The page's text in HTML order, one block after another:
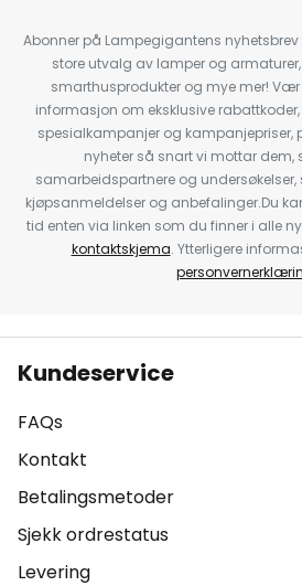
Abonner på Lampegigantens
store utvalg av lamper og
smarthusprodukter og mye mer!
informasjon om eksklusive
spesialkampanjer og kampanjepriser,
nyheter så snart vi mottar dem,
samarbeidspartnere og
kjøpsanmeldelser og anbefalinger.Du
tid enten via linken som du finner i alle
kontaktskjema. Ytterligere
Kundeservice
FAQs
Kontakt
Betalingsmetoder
Sjekk ordrestatus
Levering